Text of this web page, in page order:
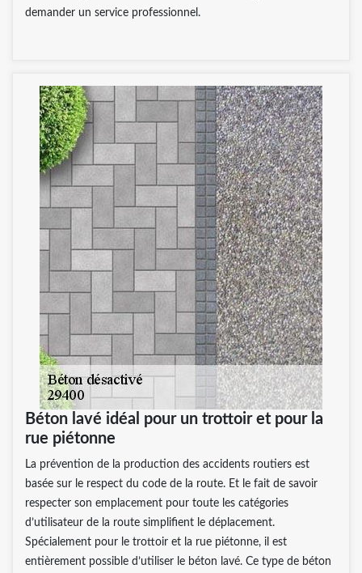
demander un service professionnel.
Béton lavé idéal pour un trottoir et pour la
rue piétonne
La prévention de la production des accidents routiers est
basée sur le respect du code de la route. Et le fait de savoir
respecter son emplacement pour toute les catégories
d’utilisateur de la route simplifient le déplacement.
Spécialement pour le trottoir et la rue piétonne, il est
entièrement possible d’utiliser le béton lavé. Ce type de béton